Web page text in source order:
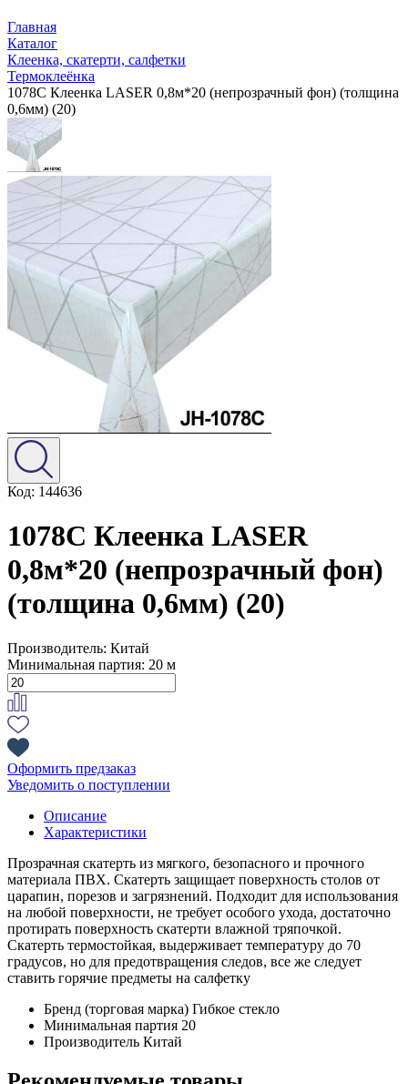
Главная
Каталог
Клеенка, скатерти, салфетки
Термоклеёнка
1078C Клеенка LASER 0,8м*20 (непрозрачный фон) (толщина
0,6мм) (20)
Код: 144636
1078C Клеенка LASER
0,8м*20 (непрозрачный фон)
(толщина 0,6мм) (20)
Производитель: Китай
Минимальная партия: 20 м
Оформить предзаказ
Уведомить о поступлении
Описание
Характеристики
Прозрачная скатерть из мягкого, безопасного и прочного
материала ПВХ. Скатерть защищает поверхность столов от
царапин, порезов и загрязнений. Подходит для использования
на любой поверхности, не требует особого ухода, достаточно
протирать поверхность скатерти влажной тряпочкой.
Скатерть термостойкая, выдерживает температуру до 70
градусов, но для предотвращения следов, все же следует
ставить горячие предметы на салфетку
Бренд (торговая марка) Гибкое стекло
Минимальная партия 20
Производитель Китай